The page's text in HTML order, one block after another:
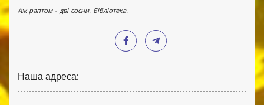
Аж раптом - дві сосни. Бібліотека.
Наша адреса: